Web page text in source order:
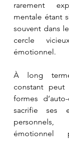
rarement
mentale étant
souvent dans
cercle
émotionnel.
À long
constant peut
formes
sacrifie ses